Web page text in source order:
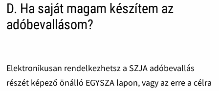
D. Ha saját magam készítem az
adóbevallásom?
Elektronikusan rendelkezhetsz a SZJA adóbevallás
részét képező önálló EGYSZA lapon, vagy az erre a célra